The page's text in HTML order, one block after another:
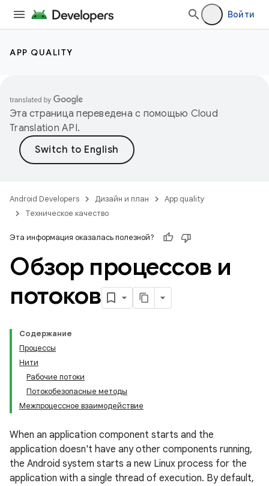
Войти
APP QUALITY
Эта страница переведена с помощью Cloud
Translation API.
Android Developers Дизайн и план
App quality
Техническое качество
Эта информация оказалась полезной?
Обзор процессов и
потоков
Содержание
Процессы
Нити
Рабочие потоки
Потокобезопасные методы
Межпроцессное взаимодействие
When an application component starts and the
application doesn't have any other components running,
the Android system starts a new Linux process for the
application with a single thread of execution. By default,